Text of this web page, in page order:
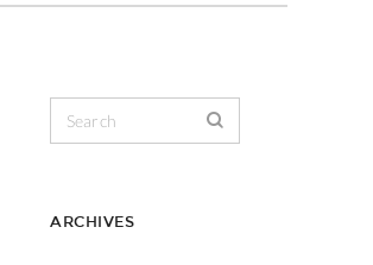
ARCHIVES